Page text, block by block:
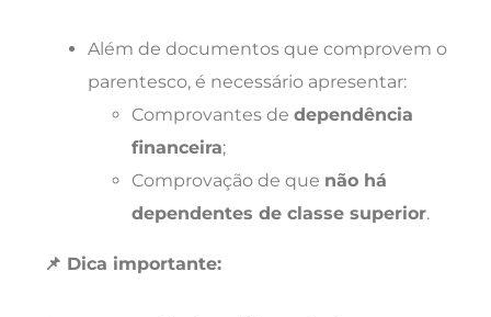
Além de documentos que comprovem o
parentesco, é necessário apresentar:
Comprovantes de dependência
financeira;
Comprovação de que não há
dependentes de classe superior.
📌 Dica importante: